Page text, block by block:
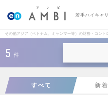
若手ハイキャ
その他アジア（ベトナム、ミャンマー等）の財務・コント
5 件
すべて 新